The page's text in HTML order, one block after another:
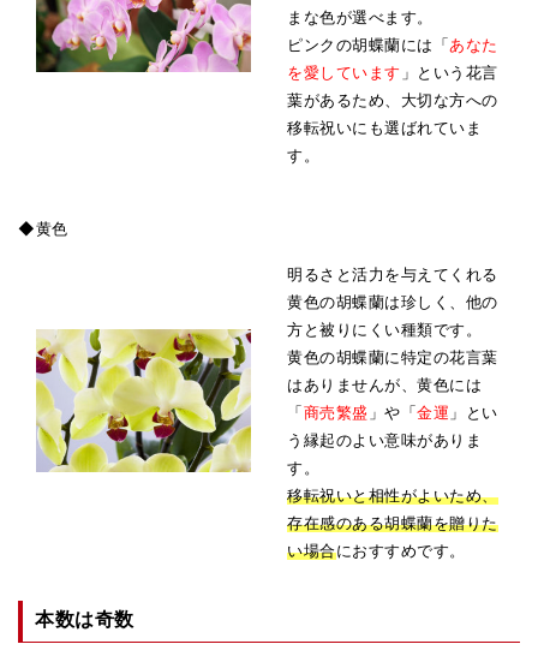
まな色が選べます。
ピンクの胡蝶蘭には「あなた
を愛しています 」という花言
葉があるため、大切な方への
移転祝いにも選ばれていま
す。
◆黄色
明るさと活力を与えてくれる
黄色の胡蝶蘭は珍しく、他の
方と被りにくい種類です。
黄色の胡蝶蘭に特定の花言葉
はありませんが、黄色には
「商売繁盛 」や「金運 」とい
う縁起のよい意味がありま
す。
移転祝いと相性がよいため、
存在感のある胡蝶蘭を贈りた
い場合におすすめです。
本数は奇数